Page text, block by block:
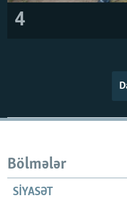
4
Bölmələr
SIYASƏT